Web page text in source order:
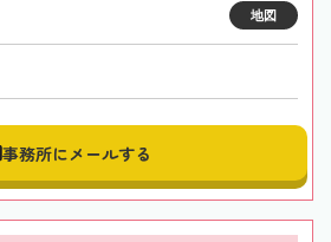
地図
事務所にメールする